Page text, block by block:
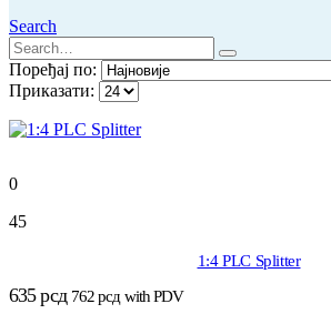
Search
Поређај по:
Приказати:
0
45
1:4 PLC Splitter
635рсд 762рсдwith PDV